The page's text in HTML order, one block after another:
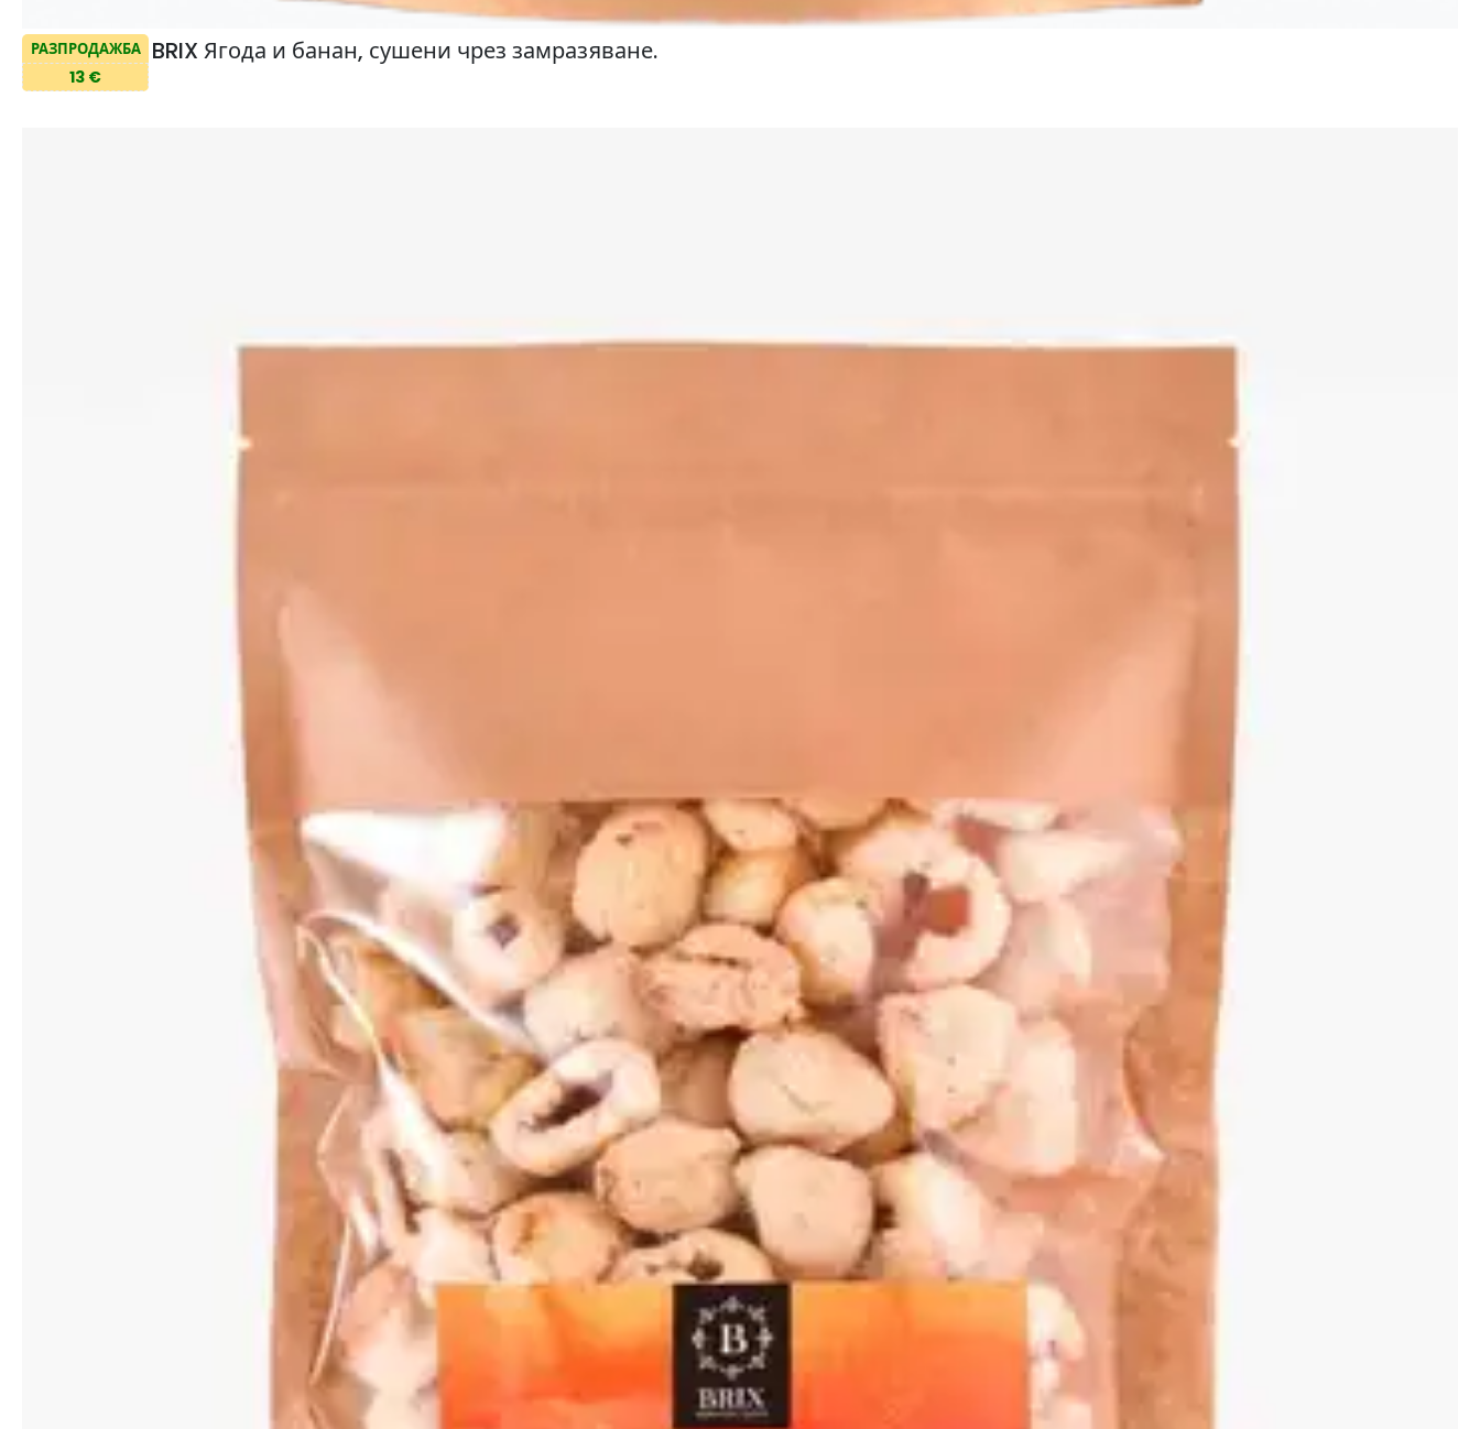
РАЗПРОДАЖБА
13 €
BRIX Ягода и банан, сушени чрез замразяване.